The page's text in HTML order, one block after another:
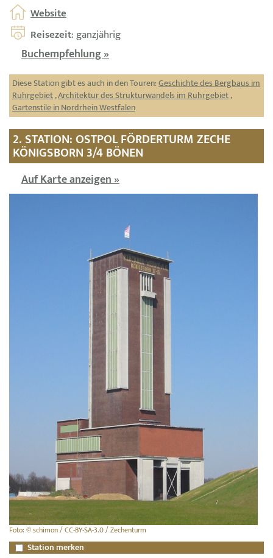
Website
Reisezeit: ganzjährig
Buchempfehlung »
Diese Station gibt es auch in den Touren:Geschichte des Bergbaus im
Ruhrgebiet,Architektur des Strukturwandels im Ruhrgebiet,
Gartenstile in Nordrhein Westfalen
2. STATION: OSTPOL FÖRDERTURM ZECHE
KÖNIGSBORN 3/4 BÖNEN
Auf Karte anzeigen »
Foto: © schimon / CC-BY-SA-3.0 / Zechenturm
Station merken